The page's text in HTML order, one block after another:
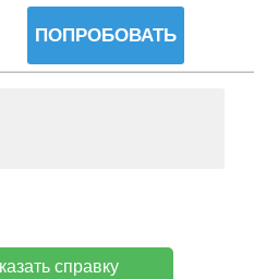
ПОПРОБОВАТЬ
справку